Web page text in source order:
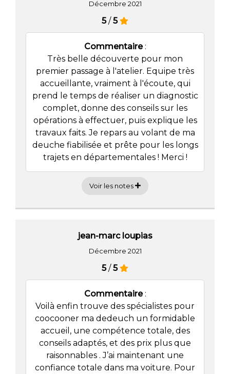
Décembre 2021
5/5
Commentaire:
Très belle découverte pour mon
premier passage à l'atelier. Equipe très
accueillante, vraiment à l'écoute, qui
prend le temps de réaliser un diagnostic
complet, donne des conseils sur les
opérations à effectuer, puis explique les
travaux faits. Je repars au volant de ma
deuche fiabilisée et prête pour les longs
trajets en départementales ! Merci !
Voir les notes
jean-marc loupias
Décembre 2021
5/5
Commentaire:
Voilà enfin trouve des spécialistes pour
coocooner ma dedeuch un formidable
accueil, une compétence totale, des
conseils adaptés, et des prix plus que
raisonnables . J’ai maintenant une
confiance totale dans ma voiture. Pour